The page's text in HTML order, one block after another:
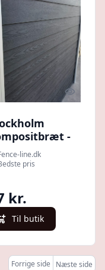
Quick
-
line.dk
pris
kr.
Til butik
Forrige side Næste side